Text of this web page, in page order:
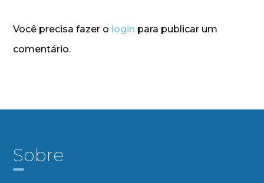
Você precisa fazer o login para publicar um
comentário.
Sobre